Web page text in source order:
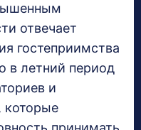
отвечает
гостеприимства
в летний период
и
которые